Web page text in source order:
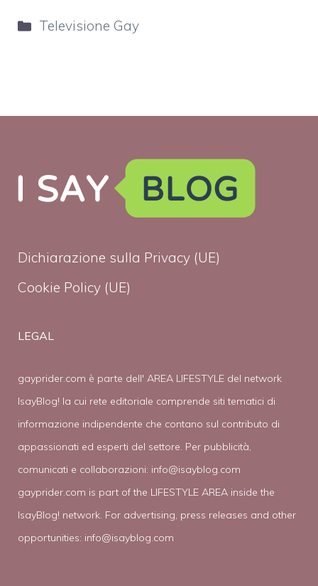
Categorie
Televisione Gay
Dichiarazione sulla Privacy (UE)
Cookie Policy (UE)
LEGAL
gayprider.com è parte dell' AREA LIFESTYLE del network
IsayBlog! la cui rete editoriale comprende siti tematici di
informazione indipendente che contano sul contributo di
appassionati ed esperti del settore. Per pubblicità,
comunicati e collaborazioni: info@isayblog.com
gayprider.com is part of the LIFESTYLE AREA inside the
IsayBlog! network. For advertising, press releases and other
opportunities: info@isayblog.com